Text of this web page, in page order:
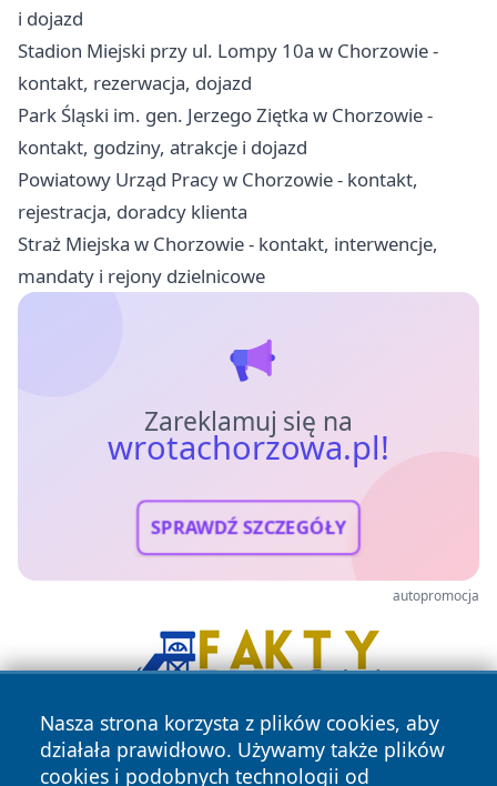
i dojazd
Stadion Miejski przy ul. Lompy 10a w Chorzowie -
kontakt, rezerwacja, dojazd
Park Śląski im. gen. Jerzego Ziętka w Chorzowie -
kontakt, godziny, atrakcje i dojazd
Powiatowy Urząd Pracy w Chorzowie - kontakt,
rejestracja, doradcy klienta
Straż Miejska w Chorzowie - kontakt, interwencje,
mandaty i rejony dzielnicowe
Zareklamuj się na
wrotachorzowa.pl!
SPRAWDŹ SZCZEGÓŁY
autopromocja
Nasza strona korzysta z plików cookies, aby
działała prawidłowo. Używamy także plików
cookies i podobnych technologii od